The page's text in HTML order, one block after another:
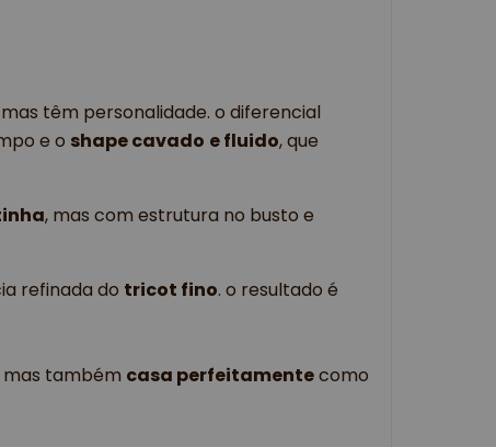
têm personalidade. o diferencial
e o shape cavado e fluido, que
, mas com estrutura no busto e
refinada do tricot fino. o resultado é
mas também casa perfeitamentecomo